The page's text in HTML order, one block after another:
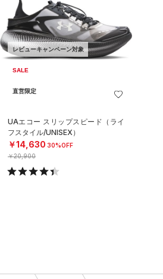
レビューキャンペーン対象
SALE
直営限定
UAエコー スリップスピード（ライ
フスタイル/UNISEX）
￥14,630 30%OFF
￥20,900